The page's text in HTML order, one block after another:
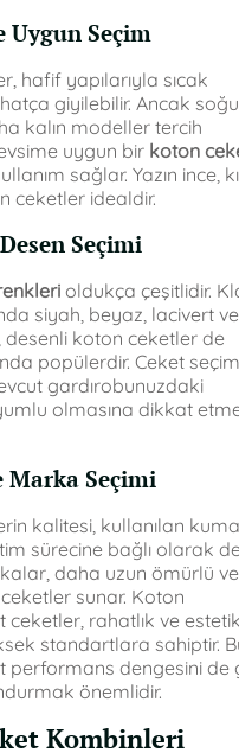
Uygun Seçim
hafif yapılarıyla sıcak
giyilebilir. Ancak
kalın modeller tercih
uygun bir koton
sağlar. Yazın ince,
ceketler idealdir.
Seçimi
oldukça çeşitlidir.
siyah, beyaz, lacivert
desenli koton ceketler de
popülerdir. Ceket
gardırobunuzdaki
olmasına dikkat
Marka Seçimi
kalitesi, kullanılan
sürecine bağlı olarak
daha uzun ömürlü ve
sunar. Koton
ceketler, rahatlık ve estetik
standartlara sahiptir.
performans dengesini de
önemlidir.
Kombinleri